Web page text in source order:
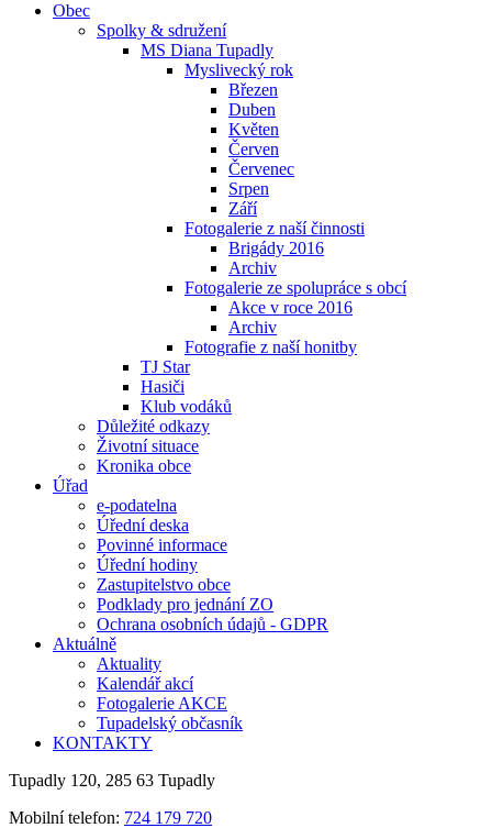
Obec
Spolky & sdružení
MS Diana Tupadly
Myslivecký rok
Březen
Duben
Květen
Červen
Červenec
Srpen
Září
Fotogalerie z naší činnosti
Brigády 2016
Archiv
Fotogalerie ze spolupráce s obcí
Akce v roce 2016
Archiv
Fotografie z naší honitby
TJ Star
Hasiči
Klub vodáků
Důležité odkazy
Životní situace
Kronika obce
Úřad
e-podatelna
Úřední deska
Povinné informace
Úřední hodiny
Zastupitelstvo obce
Podklady pro jednání ZO
Ochrana osobních údajů - GDPR
Aktuálně
Aktuality
Kalendář akcí
Fotogalerie AKCE
Tupadelský občasník
KONTAKTY
Tupadly 120, 285 63 Tupadly
Mobilní telefon: 724 179 720